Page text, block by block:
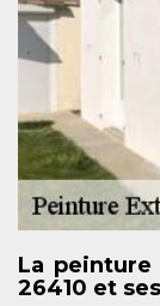
La peinture
26410 et